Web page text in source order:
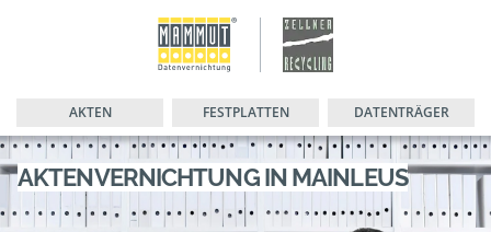
AKTEN FESTPLATTEN DATENTRÄGER
AKTENVERNICHTUNG IN MAINLEUS